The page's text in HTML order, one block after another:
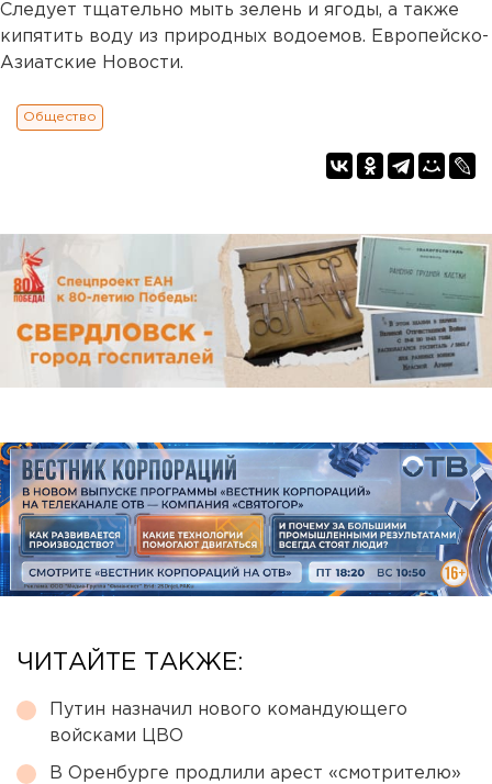
Следует тщательно мыть зелень и ягоды, а также
кипятить воду из природных водоемов. Европейско-
Азиатские Новости.
Общество
ЧИТАЙТЕ ТАКЖЕ:
Путин назначил нового командующего
войсками ЦВО
В Оренбурге продлили арест «смотрителю»